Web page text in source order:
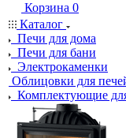
Корзина 0
Каталог
Печи для дома
Печи для бани
Электрокаменки
Облицовки для
Комплектующие